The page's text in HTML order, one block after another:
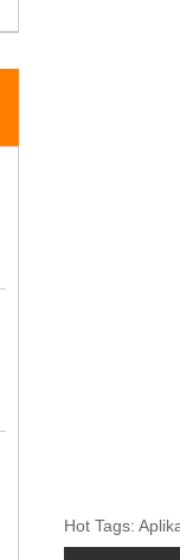
Hot Tags: